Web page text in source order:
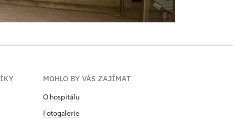
MOHLO BY VÁS ZAJÍMAT
O hospitálu
Fotogalerie